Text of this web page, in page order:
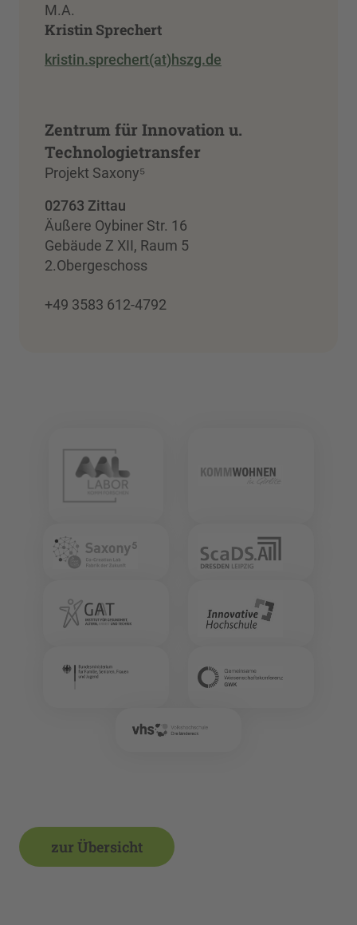
M.A.
Kristin Sprechert
kristin.sprechert(at)hszg.de
Zentrum für Innovation u.
Technologietransfer
Projekt Saxony⁵
02763 Zittau
Äußere Oybiner Str. 16
Gebäude Z XII, Raum 5
2.Obergeschoss
+49 3583 612-4792
zur Übersicht